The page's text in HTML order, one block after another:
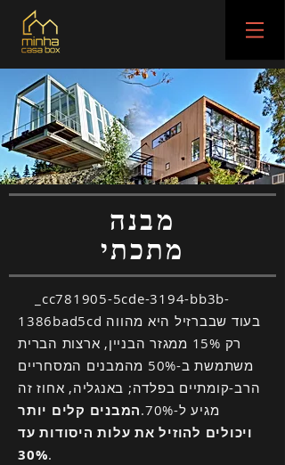
מבנה
מתכתי
_cc781905-5cde-3194-bb3b-
1386bad5cd בעוד שבברזיל היא מהווה
רק 15% ממגזר הבניין, ארצות הברית
משתמשת ב-50% מהמבנים המסחריים
הרב-קומתיים בפלדה; באנגליה, אחוז זה
מגיע ל-70%.
המבנים קלים יותר
ויכולים להוזיל את עלות היסודות עד
30%.